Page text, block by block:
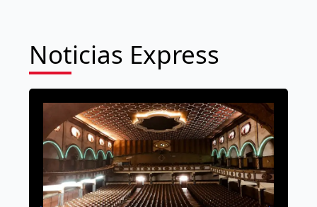
Noticias Express